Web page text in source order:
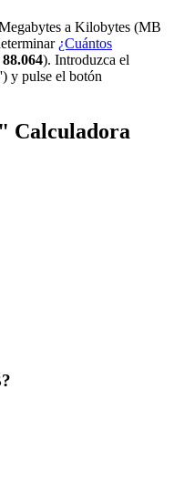
a Kilobytes (MB
¿Cuántos
88.064). Introduzca el
y pulse el botón
Calculadora